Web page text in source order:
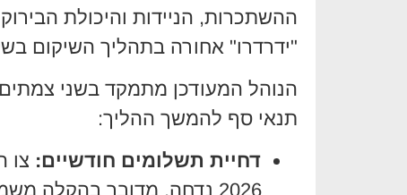
ההשתכרות, הניידות והיכולת
"ידרדרו" אחורה בתהליך השיקום
הנוהל המעודכן מתמקד בשני
תנאי סף להמשך ההליך:
דחיית תשלומים חודשיים: צו
2026 נדחה. מדובר